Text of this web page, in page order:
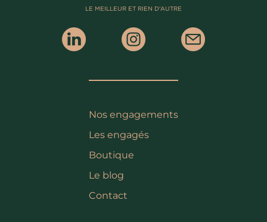
LE MEILLEUR ET RIEN D'AUTRE
Nos engagements
Les engagés
Boutique
Le blog
Contact